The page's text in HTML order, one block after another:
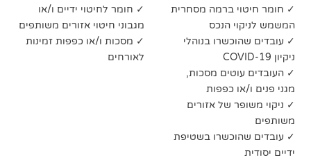
✓ חומר חיטוי ברמה מסחרית
המשמש לניקוי הנכס
✓ עובדים שהוכשרו בנוהלי
ניקיון COVID-19
✓ העובדים עוטים מסכות,
מגני פנים ו/או כפפות
✓ ניקוי משופר של אזורים
משותפים
✓ עובדים שהוכשרו בשטיפת
ידיים יסודית
✓ חומר לחיטוי ידיים ו/או
מגבוני חיטוי אזורים משותפים
✓ מסכות ו/או כפפות זמינות
לאורחים